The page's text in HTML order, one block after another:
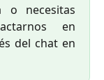
o necesitas
en
del chat en